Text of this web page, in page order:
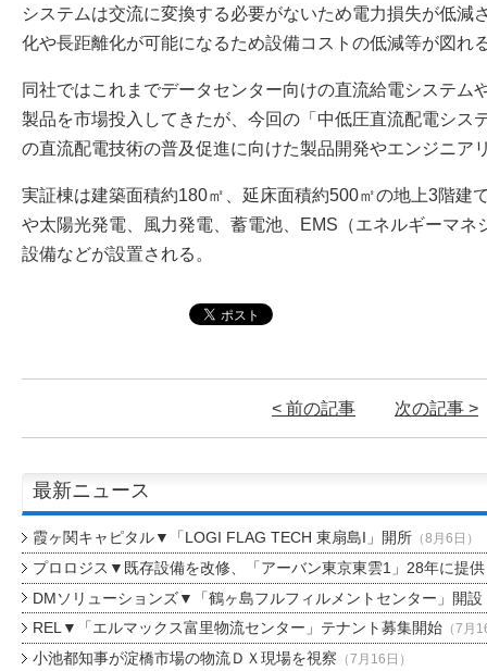
システムは交流に変換する必要がないため電力損失が低減
化や長距離化が可能になるため設備コストの低減等が図れ
同社ではこれまでデータセンター向けの直流給電システム
製品を市場投入してきたが、今回の「中低圧直流配電シス
の直流配電技術の普及促進に向けた製品開発やエンジニア
実証棟は建築面積約180㎡、延床面積約500㎡の地上3階建
や太陽光発電、風力発電、蓄電池、EMS（エネルギーマネ
設備などが設置される。
< 前の記事 次の記事 >
最新ニュース
霞ヶ関キャピタル▼「LOGI FLAG TECH 東扇島I」開所（8月6日）
プロロジス▼既存設備を改修、「アーバン東京東雲1」28年に提供
DMソリューションズ▼「鶴ヶ島フルフィルメントセンター」開設
REL▼「エルマックス富里物流センター」テナント募集開始（7月
小池都知事が淀橋市場の物流ＤＸ現場を視察 （7月16日）